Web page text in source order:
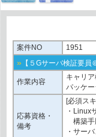
案件NO 1951
» 【５Gサーバ検証要
作業内容
キャリ
パッケ
応募資格・
備考
[必須ス
・Linux
構築手
・サー